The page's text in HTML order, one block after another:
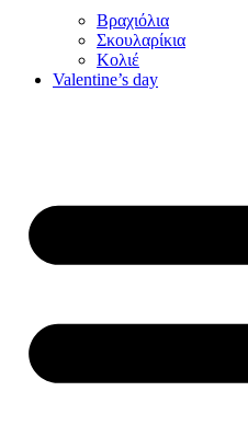
Βραχιόλια
Σκουλαρίκια
Κολιέ
Valentine’s day